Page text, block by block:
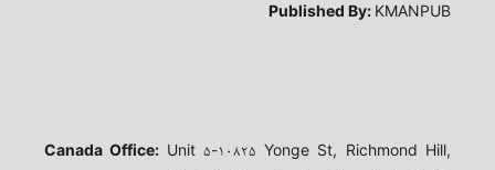
Published By: KMANPUB
Canada Office: Unit ۵-۱۰۸۲۵ Yonge St, Richmond Hill,